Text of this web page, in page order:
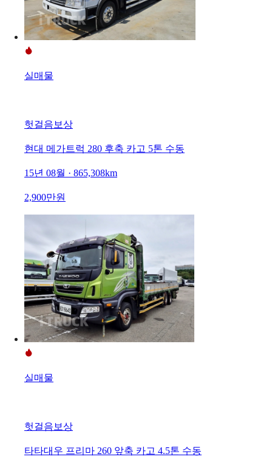
실매물
헛걸음보상
현대 메가트럭 280 후축 카고 5톤 수동
15년 08월 · 865,308km
2,900만원
실매물
헛걸음보상
타타대우 프리마 260 앞축 카고 4.5톤 수동